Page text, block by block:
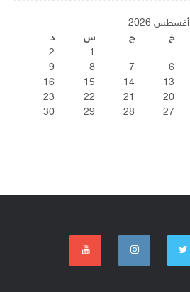
أغسطس 2026
خ ج س
د
1
2
6
7
8
9
13
14
15
16
20
21
22
23
27
28
29
30